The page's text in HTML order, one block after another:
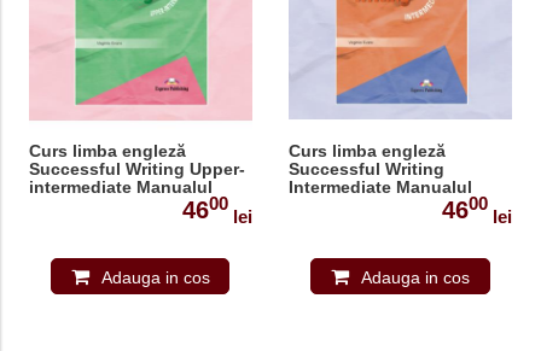
Curs limba engleză
Successful Writing Upper-
intermediate Manualul
4600
lei
Adauga in cos
Curs limba engleză
Successful Writing
Intermediate Manualul
4600
lei
Adauga in cos